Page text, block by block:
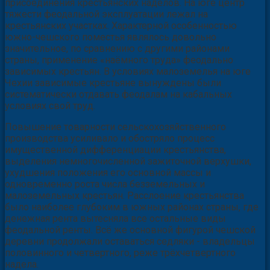
присоединения крестьянских наделов. На юге центр
тяжести феодальной эксплуатации лежал на
крестьянских участках. Характерной особенностью
южно-чешского поместья являлось довольно
значительное, по сравнению с другими районами
страны, применение «наёмного труда» феодально
зависимых крестьян. В условиях малоземелья на юге
Чехии зависимые крестьяне вынуждены были
систематически отдавать феодалам на кабальных
условиях свой труд.
Повышение товарности сельскохозяйственного
производства усиливало и обостряло процесс
имущественной дифференциации крестьянства,
выделения немногочисленной зажиточной верхушки,
ухудшения положения его основной массы и
одновременно роста числа безземельных и
малоземельных крестьян. Расслоение крестьянства
было наиболее глубоким в южных районах страны, где
денежная рента вытесняла все остальные виды
феодальной ренты. Всё же основной фигурой чешской
деревни продолжали оставаться седляки - владельцы
половинного и четвертного, реже трёхчетвертного
надела.